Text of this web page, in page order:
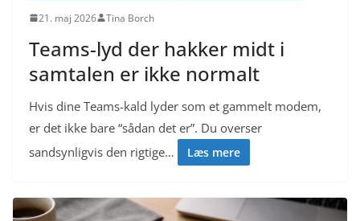
21. maj 2026 Tina Borch
Teams-lyd der hakker midt i
samtalen er ikke normalt
Hvis dine Teams-kald lyder som et gammelt modem,
er det ikke bare “sådan det er”. Du overser
sandsynligvis den rigtige…
Læs mere